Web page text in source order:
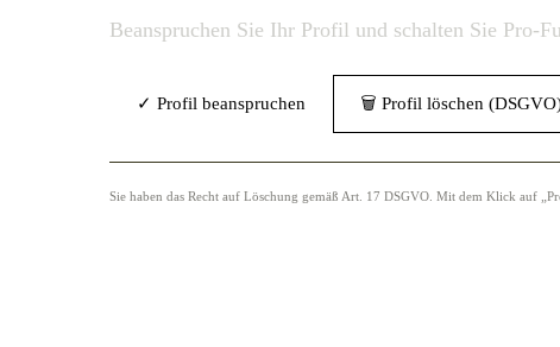
Beanspruchen Sie Ihr Profil und schalten Sie Pro-
✓ Profil beanspruchen 🗑 Profil löschen
Sie haben das Recht auf Löschung gemäß Art. 17 DSGVO. Mit dem Klick auf